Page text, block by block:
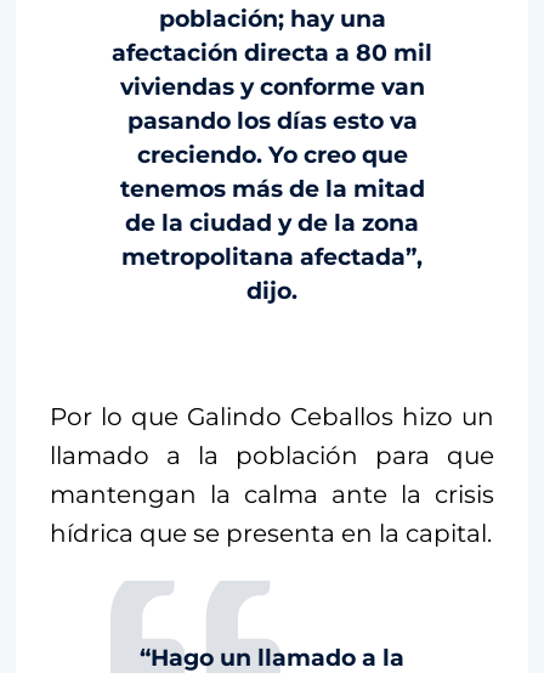
población; hay una
afectación directa a 80 mil
viviendas y conforme van
pasando los días esto va
creciendo. Yo creo que
tenemos más de la mitad
de la ciudad y de la zona
metropolitana afectada”,
dijo.
Por lo que Galindo Ceballos hizo un
llamado a la población para que
mantengan la calma ante la crisis
hídrica que se presenta en la capital.
“Hago un llamado a la